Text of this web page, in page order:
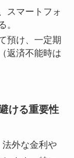
スマートフォ
。
預け、一定期
返済不能時は
ける重要性
外な金利や